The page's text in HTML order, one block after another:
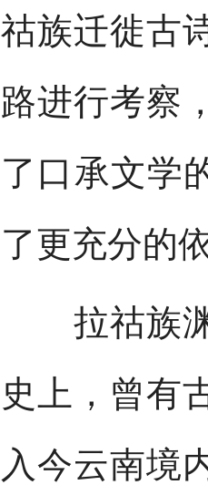
祜族迁徙古
路进行考察
了口承文学
了更充分的
拉祜族渊
史上，曾有
入今云南境